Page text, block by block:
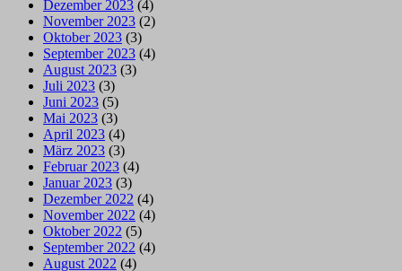
Dezember 2023 (4)
November 2023 (2)
Oktober 2023 (3)
September 2023 (4)
August 2023 (3)
Juli 2023 (3)
Juni 2023 (5)
Mai 2023 (3)
April 2023 (4)
März 2023 (3)
Februar 2023 (4)
Januar 2023 (3)
Dezember 2022 (4)
November 2022 (4)
Oktober 2022 (5)
September 2022 (4)
August 2022 (4)